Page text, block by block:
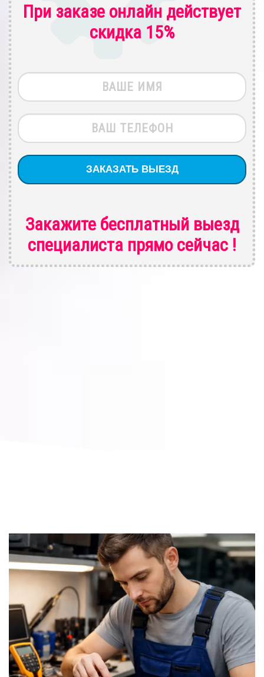
При заказе онлайн действует
скидка 15%
Закажите бесплатный выезд
специалиста прямо сейчас !